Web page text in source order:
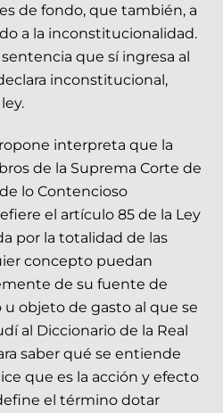
de fondo, que también, a
a la inconstitucionalidad.
que sí ingresa al
inconstitucional,
interpreta que la
de la Suprema Corte de
lo Contencioso
el artículo 85 de la Ley
por la totalidad de las
concepto puedan
de su fuente de
objeto de gasto al que se
al Diccionario de la Real
saber qué se entiende
que es la acción y efecto
el término dotar